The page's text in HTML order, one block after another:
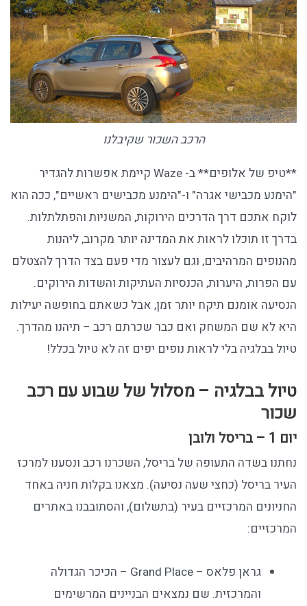
הרכב השכור שקיבלנו
**טיפ של אלופים** ב- Waze קיימת אפשרות להגדיר
"הימנע מכבישי אגרה" ו-"הימנע מכבישים ראשיים", ככה הוא
לוקח אתכם דרך הדרכים הירוקות, המשניות והפתלתלות.
בדרך זו תוכלו לראות את המדינה יותר מקרוב, ליהנות
מהנופים המרהיבים, וגם לעצור מדי פעם בצד הדרך להצטלם
עם הפרות, היערות, הכנסיות העתיקות והשדות הירוקים.
הנסיעה אומנם תיקח יותר זמן, אבל כשאתם בחופשה יעילות
היא לא שם המשחק ואם כבר שכרתם רכב – תיהנו מהדרך.
טיול בבלגיה בלי לראות נופים יפים זה לא טיול בכלל!
טיול בבלגיה – מסלול של שבוע עם רכב
שכור
יום 1 – בריסל ולובן
נחתנו בשדה התעופה של בריסל, השכרנו רכב ונסענו למרכז
העיר בריסל (כחצי שעה נסיעה). מצאנו בקלות חניה באחד
החניונים המרכזיים בעיר (בתשלום), והסתובבנו באתרים
המרכזיים:
גראן פלאס – Grand Place – הכיכר הגדולה
והמרכזית. שם נמצאים הבניינים המרשימים